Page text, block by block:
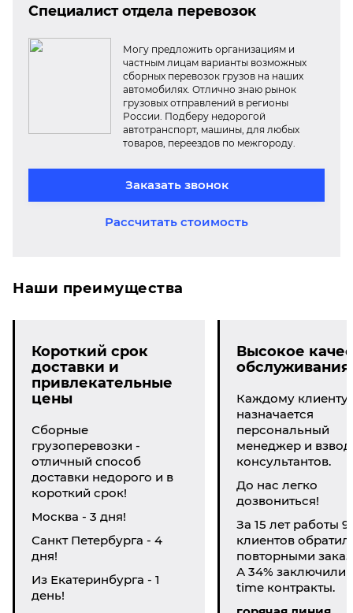
Специалист отдела перевозок
Могу предложить организациям и
частным лицам варианты возможных
сборных перевозок грузов на наших
автомобилях. Отлично знаю рынок
грузовых отправлений в регионы
России. Подберу недорогой
автотранспорт, машины, для любых
товаров, переездов по межгороду.
Заказать звонок
Рассчитать стоимость
Наши преимущества
Короткий срок
доставки и
привлекательные
цены
Сборные
грузоперевозки -
отличный способ
доставки недорого и в
короткий срок!
Москва - 3 дня!
Санкт Петербурга - 4
дня!
Из Екатеринбурга - 1
день!
Высокое
обслуживания
Каждому клиенту
назначается
персональный
менеджер и взвод
консультантов.
До нас легко
дозвониться!
За 15 лет работы
клиентов
повторными
А 34% заключили
time контракты.